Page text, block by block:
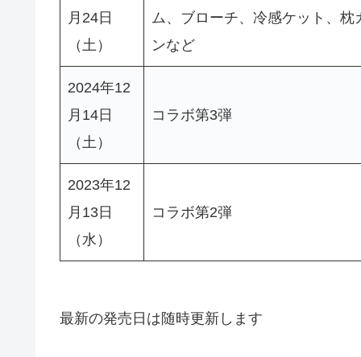
月24日
（土）
ム、ブローチ、冷感ケット、
ンなど
2024年12
月14日
（土）
コラボ第3弾
2023年12
月13日
（水）
コラボ第2弾
最新の発売日は随時更新します